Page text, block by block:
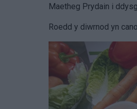
Maetheg Prydain i
Roedd y diwrnod yn